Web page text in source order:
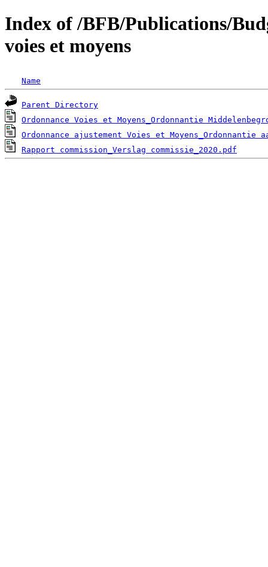
Index of /BFB/Publications/
voies et moyens
Name
Parent Directory
Ordonnance Voies et Moyens_Ordonnantie
Ordonnance ajustement Voies et Moyens_Ordonnantie
Rapport commission_Verslag commissie_2020.pdf